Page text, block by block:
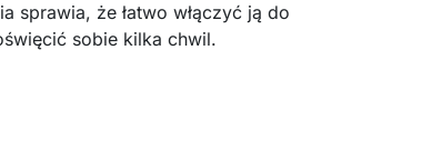
sprawia, że łatwo włączyć ją do
sobie kilka chwil.